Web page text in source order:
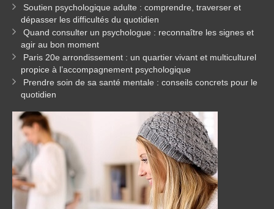
Soutien psychologique adulte : comprendre, traverser et
dépasser les difficultés du quotidien
Quand consulter un psychologue : reconnaître les signes et
agir au bon moment
Paris 20e arrondissement : un quartier vivant et multiculturel
propice à l’accompagnement psychologique
Prendre soin de sa santé mentale : conseils concrets pour le
quotidien